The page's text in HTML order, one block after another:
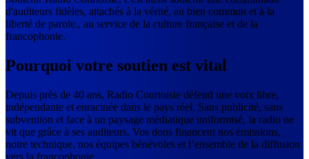
d'auditeurs fidèles, attachés à la vérité, au bien commun et à la
liberté de parole., au service de la culture française et de la
francophonie.
Pourquoi votre soutien est vital
Depuis près de 40 ans, Radio Courtoisie défend une voix libre,
indépendante et enracinée dans le pays réel. Sans publicité, sans
subvention et face à un paysage médiatique uniformisé, la radio ne
vit que grâce à ses auditeurs. Vos dons financent nos émissions,
notre technique, nos équipes bénévoles et l’ensemble de la diffusion
vers la francophonie.